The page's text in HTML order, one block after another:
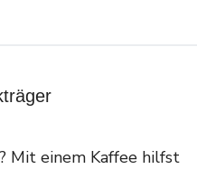
Mit einem Kaffee hilfst